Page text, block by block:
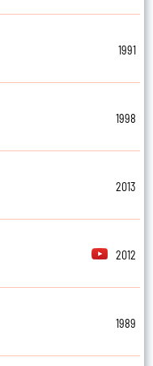
1991
1998
2013
2012
1989